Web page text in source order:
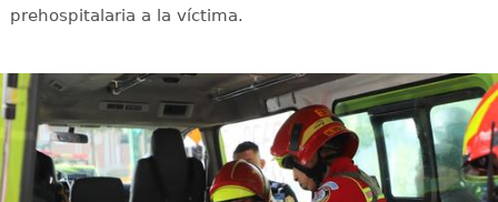
prehospitalaria a la víctima.